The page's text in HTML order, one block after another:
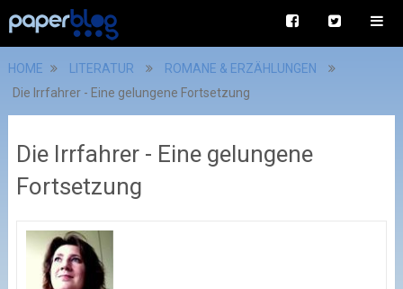
HOME LITERATUR
ROMANE & ERZÄHLUNGEN
Die Irrfahrer - Eine gelungene Fortsetzung
Die Irrfahrer - Eine gelungene
Fortsetzung